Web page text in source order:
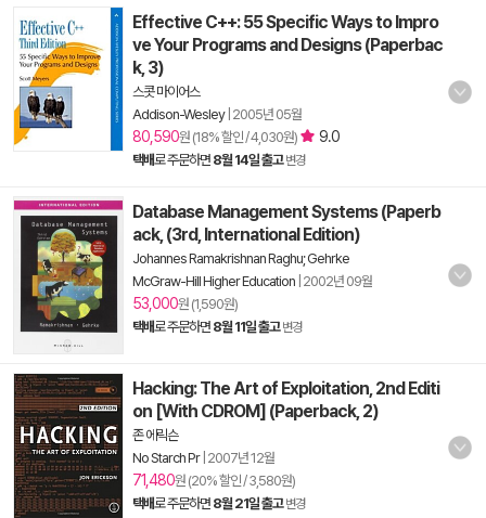
Effective C++: 55 Specific Ways to Impro
ve Your Programs and Designs (Paperbac
k, 3)
스콧 마이어스
Addison-Wesley| 2005년 05월
80,590원 (18% 할인 / 4,030원) 9.0
택배로 주문하면 8월 14일 출고 변경
Database Management Systems (Paperb
ack, (3rd, International Edition)
Johannes Ramakrishnan Raghu; Gehrke
McGraw-Hill Higher Education 2002년 09월
53,000원 (1,590원)
택배로 주문하면 8월 11일 출고 변경
Hacking: The Art of Exploitation, 2nd Editi
on [With CDROM] (Paperback, 2)
존 에릭슨
No Starch Pr 2007년 12월
71,480원 (20% 할인 / 3,580원)
택배로 주문하면 8월 21일 출고 변경